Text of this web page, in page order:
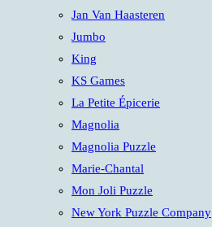
Jan Van Haasteren
Jumbo
King
KS Games
La Petite Épicerie
Magnolia
Magnolia Puzzle
Marie-Chantal
Mon Joli Puzzle
New York Puzzle Company